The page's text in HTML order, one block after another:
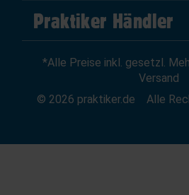
AGB
Widerrufsrecht
DIY Helden
Marktplatz
News
Praktiker Händler
Zum Händler-Login
Affiliate Partnerprogramm
*Alle Preise inkl. gesetzl.
Versand
© 2026 praktiker.de
Alle